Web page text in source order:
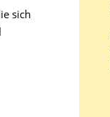
sich